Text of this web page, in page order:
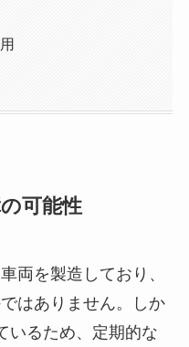
可能性
両を製造しており、
はありません。しか
いるため、定期的な